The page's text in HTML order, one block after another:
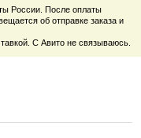
России. После оплаты
об отправке заказа и
С Авито не связываюсь.